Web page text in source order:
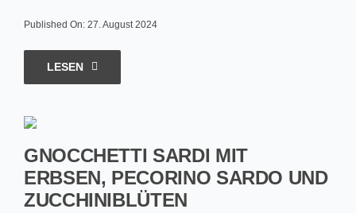
Published On: 27. August 2024
LESEN
GNOCCHETTI SARDI MIT
ERBSEN, PECORINO SARDO UND
ZUCCHINIBLÜTEN